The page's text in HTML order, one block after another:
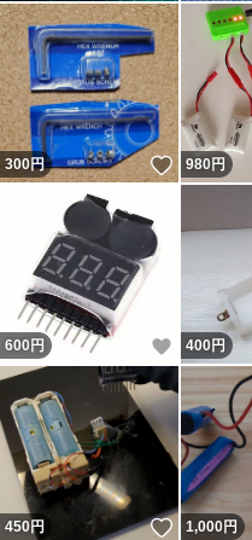
300円 いいね！
980円
600 円 いいね！
400円
450円 いいね！
1,000円